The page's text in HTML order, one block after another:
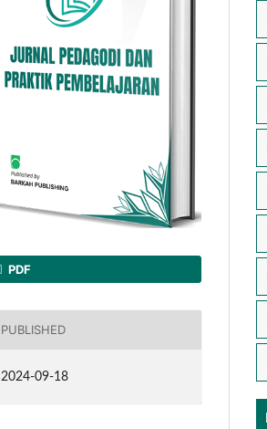
PDF
PUBLISHED
2024-09-18